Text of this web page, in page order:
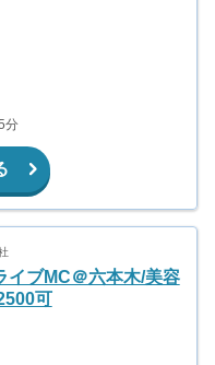
分
イブMC＠六本木/美容
可